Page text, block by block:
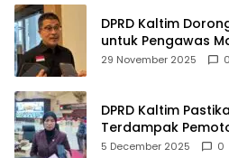
DPRD Kaltim
untuk Pengawas
Agama
29 November 2025 0
DPRD Kaltim
Terdampak
Pusat
5 December 2025 0